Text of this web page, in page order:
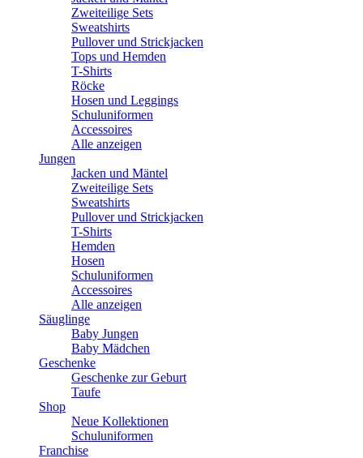
Zweiteilige Sets
Sweatshirts
Pullover und Strickjacken
Tops und Hemden
T-Shirts
Röcke
Hosen und Leggings
Schuluniformen
Accessoires
Alle anzeigen
Jungen
Jacken und Mäntel
Zweiteilige Sets
Sweatshirts
Pullover und Strickjacken
T-Shirts
Hemden
Hosen
Schuluniformen
Accessoires
Alle anzeigen
Säuglinge
Baby Jungen
Baby Mädchen
Geschenke
Geschenke zur Geburt
Taufe
Shop
Neue Kollektionen
Schuluniformen
Franchise